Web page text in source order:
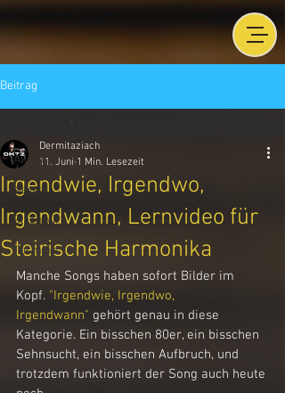
Beitrag
All Posts
News
Ziachbüro
Termine
Irgendwie, Irgendwo,
Irgendwann, Lernvideo für
Steirische Harmonika
Dermitaziach
11. Juni 1 Min. Lesezeit
Manche Songs haben sofort Bilder im
Kopf. "Irgendwie, Irgendwo,
Irgendwann" gehört genau in diese
Kategorie. Ein bisschen 80er, ein bisschen
Sehnsucht, ein bisschen Aufbruch, und
trotzdem funktioniert der Song auch heute